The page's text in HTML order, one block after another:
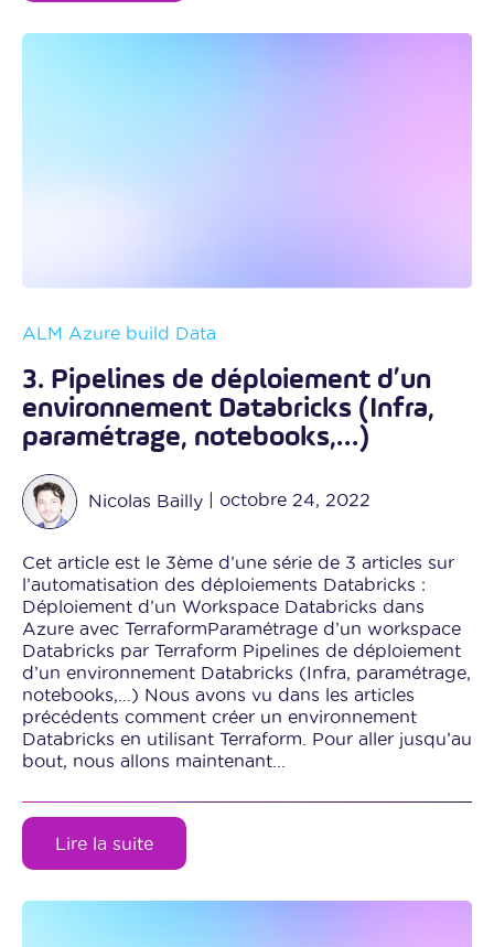
ALM Azure build Data
3. Pipelines de déploiement d’un
environnement Databricks (Infra,
paramétrage, notebooks,…)
Nicolas Bailly octobre 24, 2022
Cet article est le 3ème d’une série de 3 articles sur
l’automatisation des déploiements Databricks :
Déploiement d’un Workspace Databricks dans
Azure avec TerraformParamétrage d’un workspace
Databricks par Terraform Pipelines de déploiement
d’un environnement Databricks (Infra, paramétrage,
notebooks,…) Nous avons vu dans les articles
précédents comment créer un environnement
Databricks en utilisant Terraform. Pour aller jusqu’au
bout, nous allons maintenant...
Lire la suite